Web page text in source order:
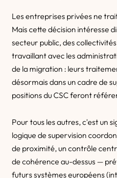
Les entreprises privées ne
Mais cette décision intéresse
secteur public, des
travaillant avec les
de la migration : leurs
désormais dans un cadre de
positions du CSC feront
Pour tous les autres, c'est un
logique de supervision
de proximité, un contrôle
de cohérence au-dessus —
futurs systèmes européens